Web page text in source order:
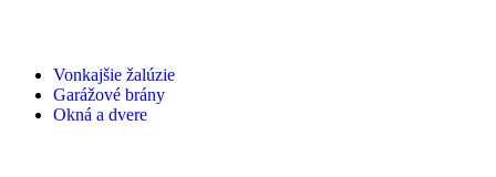
Vonkajšie žalúzie
Garážové brány
Okná a dvere